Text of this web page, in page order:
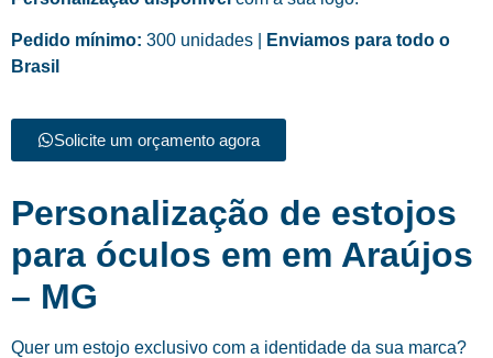
Pedido mínimo: 300 unidades |
Enviamos para todo o
Brasil
Solicite um orçamento agora
Personalização de estojos
para óculos em em Araújos
– MG
Quer um estojo exclusivo com a identidade da sua marca?